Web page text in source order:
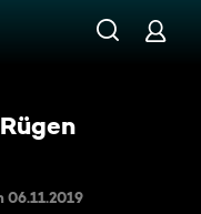
06.11.2019